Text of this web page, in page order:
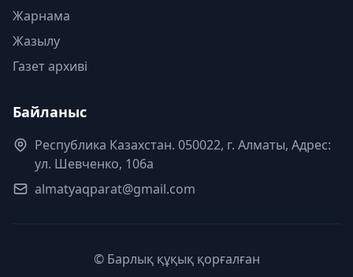
Жарнама
Жазылу
Газет архиві
Байланыс
Республика Казахстан. 050022, г. Алматы, Адрес:
ул. Шевченко, 106а
almatyaqparat@gmail.com
© Барлық құқық қорғалған